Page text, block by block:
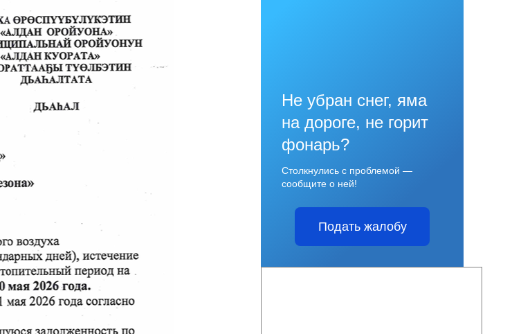
Не убран снег, яма
на дороге, не горит
фонарь?
Столкнулись с проблемой —
сообщите о ней!
Подать жалобу